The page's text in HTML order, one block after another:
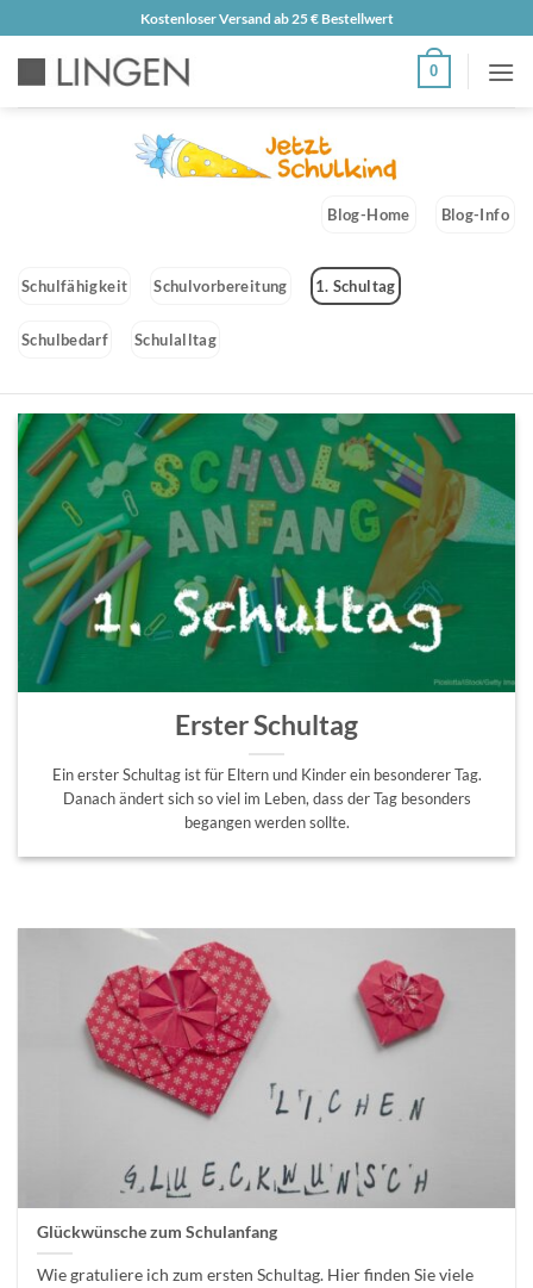
Inhalt
Kostenloser Versand ab 25 € Bestellwert
0
Blog-Home Blog-Info
Schulfähigkeit Schulvorbereitung 1. Schultag
Schulbedarf Schulalltag
Erster Schultag
Ein erster Schultag ist für Eltern und Kinder ein besonderer Tag.
Danach ändert sich so viel im Leben, dass der Tag besonders
begangen werden sollte.
Glückwünsche zum Schulanfang
Wie gratuliere ich zum ersten Schultag. Hier finden Sie viele